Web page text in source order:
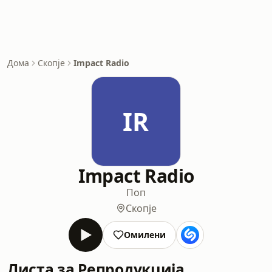
Дома Скопје Impact Radio
IR
Impact Radio
Поп
Скопје
Омилени